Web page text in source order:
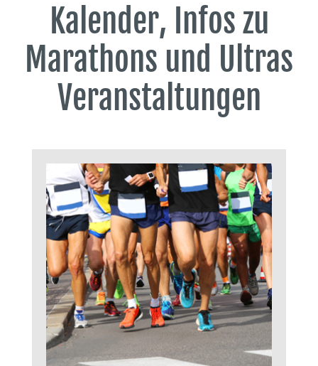
Kalender, Infos zu
Marathons und Ultras
Veranstaltungen